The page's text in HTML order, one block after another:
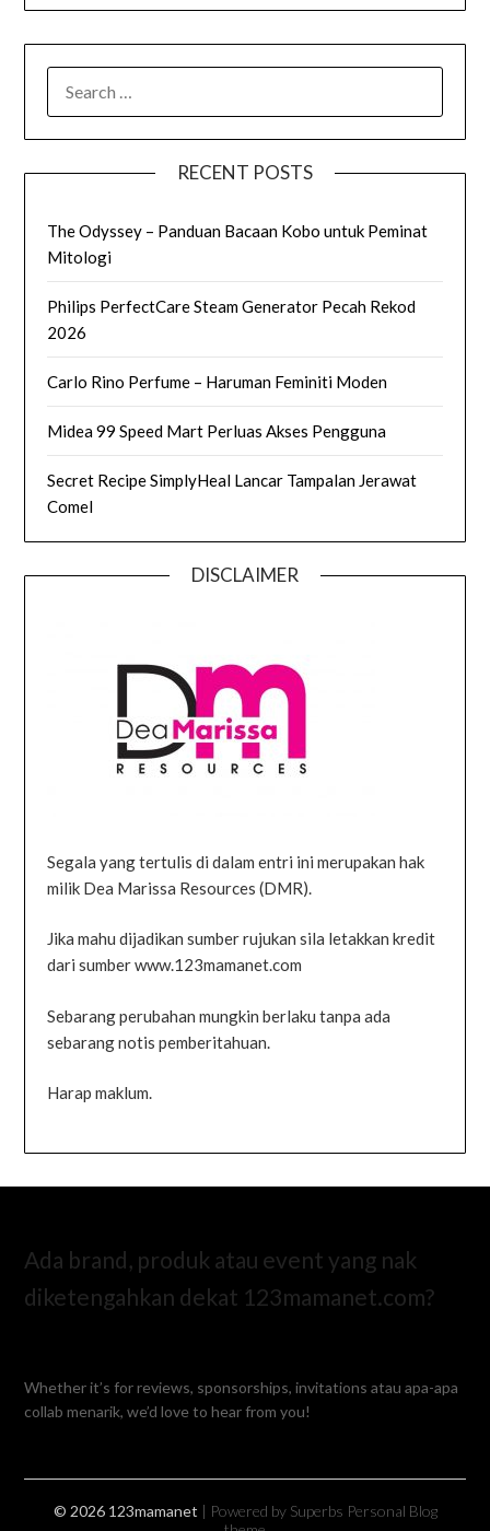
RECENT POSTS
The Odyssey – Panduan Bacaan Kobo untuk Peminat
Mitologi
Philips PerfectCare Steam Generator Pecah Rekod
2026
Carlo Rino Perfume – Haruman Feminiti Moden
Midea 99 Speed Mart Perluas Akses Pengguna
Secret Recipe SimplyHeal Lancar Tampalan Jerawat
Comel
DISCLAIMER
Segala yang tertulis di dalam entri ini merupakan hak
milik Dea Marissa Resources (DMR).
Jika mahu dijadikan sumber rujukan sila letakkan kredit
dari sumber www.123mamanet.com
Sebarang perubahan mungkin berlaku tanpa ada
sebarang notis pemberitahuan.
Harap maklum.
Ada brand, produk atau event yang nak
diketengahkan dekat 123mamanet.com?
Whether it’s for reviews, sponsorships, invitations atau apa-apa
collab menarik, we’d love to hear from you!
© 2026 123mamanet | Powered by Superbs Personal Blog